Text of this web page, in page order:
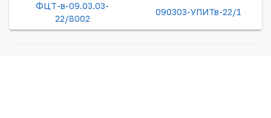
ФЦТ-в-09.03.03-
22/8002
090303-УПИТв-22/1